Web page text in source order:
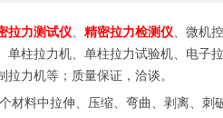
拉力测试仪、 精密拉力检测仪、微机
柱拉力机、单柱拉力试验机、电子
力机等；质量保证，洽谈。
材料中拉伸、压缩、弯曲、剥离、刺